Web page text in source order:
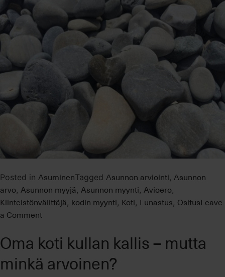
Posted in AsuminenTagged Asunnon arviointi, Asunnon
arvo, Asunnon myyjä, Asunnon myynti, Avioero,
Kiinteistönvälittäjä, kodin myynti, Koti, Lunastus, OsitusLeave
a Commenton
ja
yhteisen
kodin
Oma koti kullan kallis – mutta
minkä arvoinen?